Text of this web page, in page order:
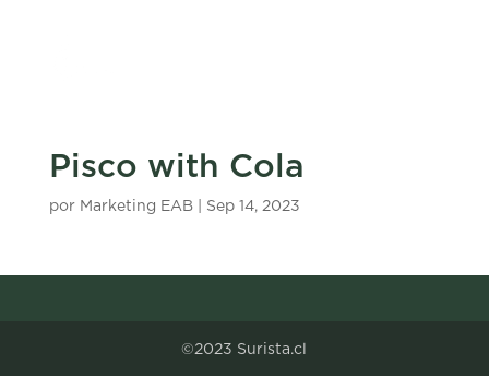
Pisco with Cola
por Marketing EAB| Sep 14, 2023
©2023 Surista.cl